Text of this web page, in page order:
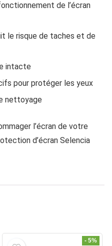
de l’écran
le risque de taches et de
intacte
pour protéger les yeux
nettoyage
l’écran de votre
d’écran Selencia
- 5%